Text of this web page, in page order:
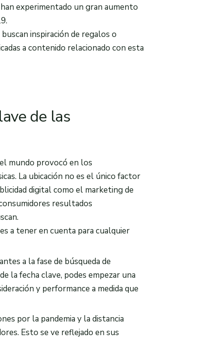
experimentado un gran aumento
inspiración de regalos o
a contenido relacionado con esta
de las
mundo provocó en los
La ubicación no es el único factor
digital como el marketing de
resultados
a tener en cuenta para cualquier
a la fase de búsqueda de
la fecha clave, podes empezar una
y performance a medida que
por la pandemia y la distancia
Esto se ve reflejado en sus